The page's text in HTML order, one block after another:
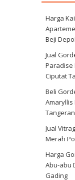
Harga
Beji
Jual
Paradise
Ciputat
Beli
Amaryllis
Jual
Merah
Harga
Abu-abu
Gading